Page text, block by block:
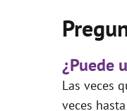
¿Puede
Las veces
veces